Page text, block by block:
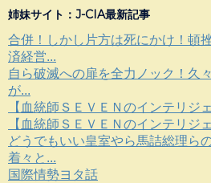
姉妹サイト：J-CIA最新記事
合併！しかし片方は死にかけ！頓
済経営...
自ら破滅への扉を全力ノック！久
が...
【血統師ＳＥＶＥＮのインテリジ
【血統師ＳＥＶＥＮのインテリジ
どうでもいい皇室やら馬詰総理ら
着々と...
国際情勢ヨタ話